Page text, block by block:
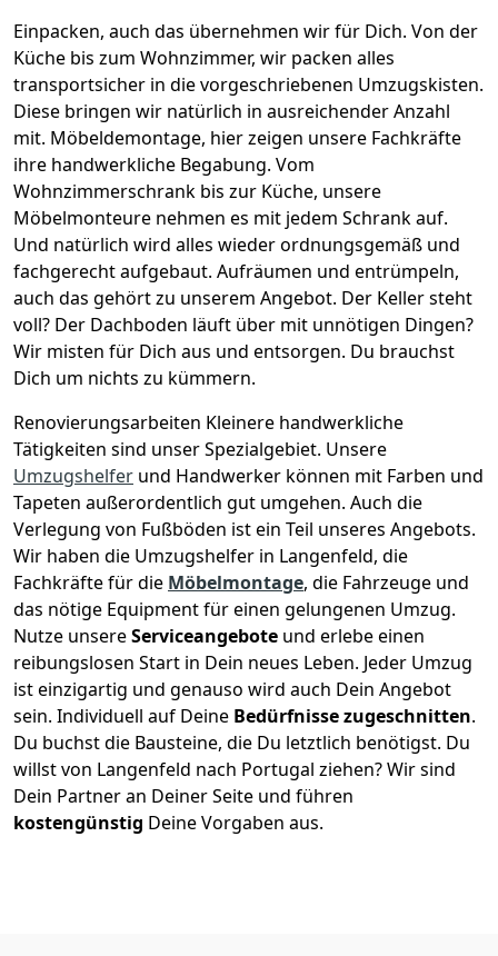
Einpacken, auch das übernehmen wir für Dich. Von der
Küche bis zum Wohnzimmer, wir packen alles
transportsicher in die vorgeschriebenen Umzugskisten.
Diese bringen wir natürlich in ausreichender Anzahl
mit. Möbeldemontage, hier zeigen unsere Fachkräfte
ihre handwerkliche Begabung. Vom
Wohnzimmerschrank bis zur Küche, unsere
Möbelmonteure nehmen es mit jedem Schrank auf.
Und natürlich wird alles wieder ordnungsgemäß und
fachgerecht aufgebaut. Aufräumen und entrümpeln,
auch das gehört zu unserem Angebot. Der Keller steht
voll? Der Dachboden läuft über mit unnötigen Dingen?
Wir misten für Dich aus und entsorgen. Du brauchst
Dich um nichts zu kümmern.
Renovierungsarbeiten Kleinere handwerkliche
Tätigkeiten sind unser Spezialgebiet. Unsere
Umzugshelfer und Handwerker können mit Farben und
Tapeten außerordentlich gut umgehen. Auch die
Verlegung von Fußböden ist ein Teil unseres Angebots.
Wir haben die Umzugshelfer in Langenfeld, die
Fachkräfte für die Möbelmontage, die Fahrzeuge und
das nötige Equipment für einen gelungenen Umzug.
Nutze unsereServiceangebote und erlebe einen
reibungslosen Start in Dein neues Leben. Jeder Umzug
ist einzigartig und genauso wird auch Dein Angebot
sein. Individuell auf Deine Bedürfnisse zugeschnitten.
Du buchst die Bausteine, die Du letztlich benötigst. Du
willst von Langenfeld nach Portugal ziehen? Wir sind
Dein Partner an Deiner Seite und führen
kostengünstig Deine Vorgaben aus.